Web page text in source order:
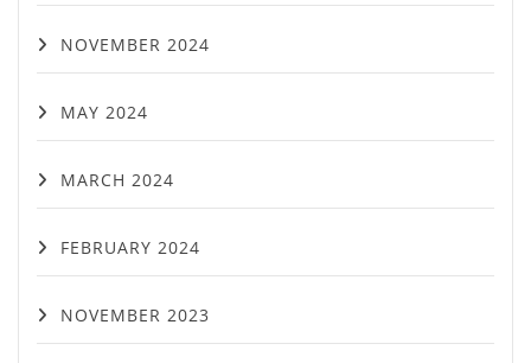
NOVEMBER 2024
MAY 2024
MARCH 2024
FEBRUARY 2024
NOVEMBER 2023